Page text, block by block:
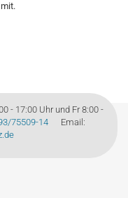
- 17:00 Uhr und Fr 8:00 -
75509-14Email: